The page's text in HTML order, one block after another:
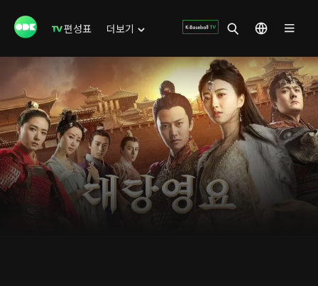
편성표 더보기